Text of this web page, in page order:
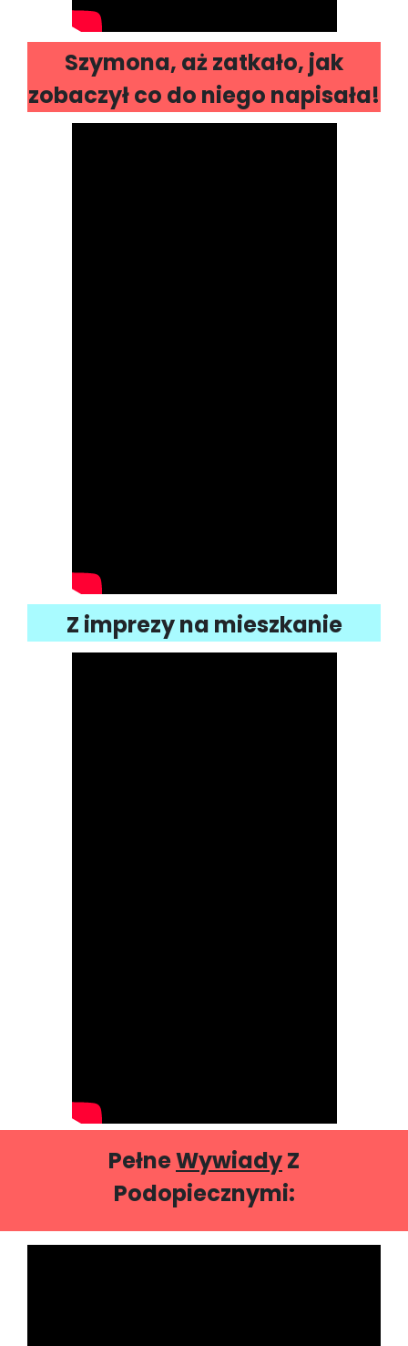
Szymona, aż zatkało, jak
zobaczył co do niego napisała!
Z imprezy na mieszkanie
PełneWywiadyZ
Podopiecznymi: